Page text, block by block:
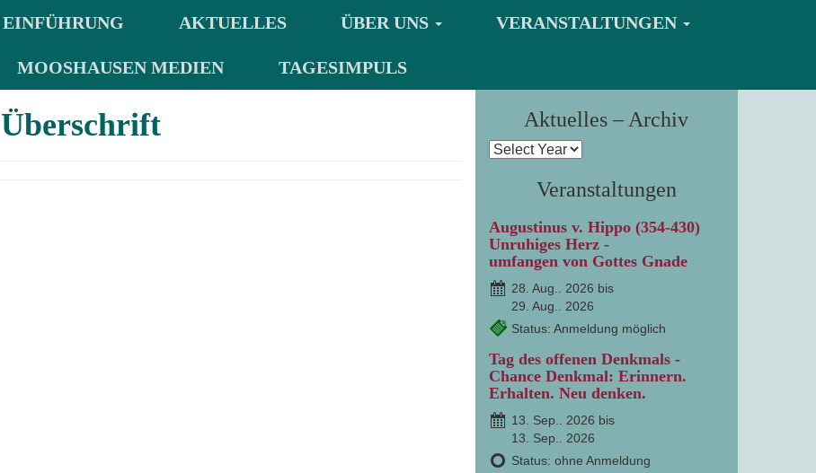
EINFÜHRUNG AKTUELLES ÜBER UNS VERANSTALTUNGEN
MOOSHAUSEN MEDIEN TAGESIMPULS
Überschrift Aktuelles – Archiv
Veranstaltungen
Augustinus v. Hippo (354-430)
Unruhiges Herz -
umfangen von Gottes Gnade
28. Aug.. 2026 bis
29. Aug.. 2026
Status: Anmeldung möglich
Tag des offenen Denkmals -
Chance Denkmal: Erinnern.
Erhalten. Neu denken.
13. Sep.. 2026 bis
13. Sep.. 2026
Status: ohne Anmeldung